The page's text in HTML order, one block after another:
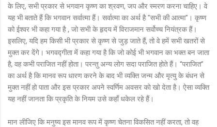
के लिए, सभी प्रकार से भगवान कृष्ण का श्रवण, जप और स्मरण करना चाहिए। वे
यह भी बताते हैं कि भगवान सर्वात्मा हैं। सर्वात्मा का अर्थ है "सभी की आत्मा"। कृष्ण
को ईश्वर भी कहा गया है , जो सभी के हृदय में विराजमान सर्वोच्च नियंत्रक हैं।
इसलिए, यदि हम किसी भी प्रकार से कृष्ण से जुड़ जाते हैं, तो वे हमें सभी खतरों से
मुक्त कर देंगे। भगवद्गीता में कहा गया है कि जो कोई भी भगवान का भक्त बन जाता
है, वह कभी पराजित नहीं होता। परन्तु अन्य लोग सदा पराजित होते हैं। “पराजित”
का अर्थ है कि मानव रूप धारण करने के बाद भी व्यक्ति जन्म और मृत्यु के बंधन से
मुक्त नहीं हो पाता और इस प्रकार अपने स्वर्णिम अवसर को खो देता है। ऐसा व्यक्ति
यह नहीं जानता कि प्रकृति के नियम उसे कहाँ धकेल रहे हैं।
मान लीजिए कि मनुष्य इस मानव रूप में कृष्ण चेतना विकसित नहीं करता, तो वह